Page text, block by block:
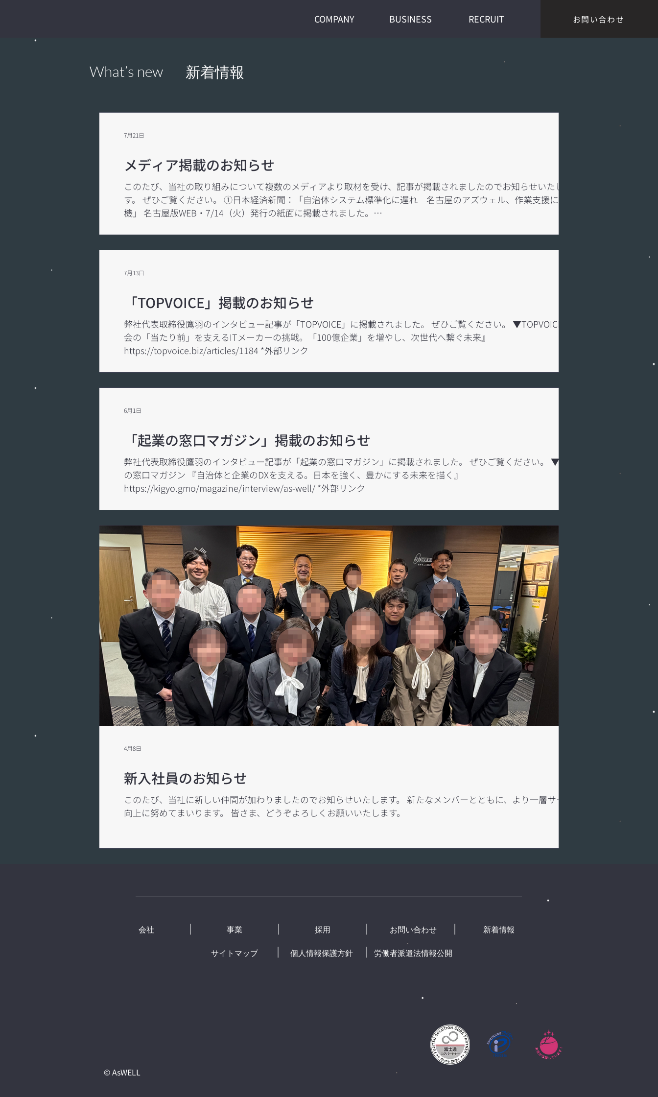
COMPANY BUSINESS RECRUIT お問い合わせ
What’s new 新着情報
メディア掲載のお知らせ
このたび、当社の取り組みについて複数のメディアより取材を受け、記事が掲載されましたのでお知らせいたしま
す。 ぜひご覧ください。 ①日本経済新聞：「自治体システム標準化に遅れ 名古屋のアズウェル、作業支援に商
機」 名古屋版WEB・7/14（火）発行の紙面に掲載されました。
ております。 https://www.nikkei.com/article/DGKKZO97515950T10C26A7L91000/ *外部リンク ②コントリ：「全
部、自分でできる」と思っていた経営者が、50歳で手放したもの——任せて、人が育つと気づくまで
羽 浩介氏 | 社長の履歴書｜経営者の起業ストーリー、創業当時の苦労話まとめ」 https://donzo
7月21日
「TOPVOICE」掲載のお知らせ
弊社代表取締役鷹羽のインタビュー記事が「TOPVOICE」に掲載されました。 ぜひご覧ください。 ▼TOPVOICE 『社
会の「当たり前」を支えるITメーカーの挑戦。「100億企業」を増やし、次世代へ繋ぐ未来』
https://topvoice.biz/articles/1184 *外部リンク
7月13日
「起業の窓口マガジン」掲載のお知らせ
弊社代表取締役鷹羽のインタビュー記事が「起業の窓口マガジン」に掲載されました。 ぜひご覧ください。 ▼起業
の窓口マガジン 『自治体と企業のDXを支える。日本を強く、豊かにする未来を描く』
https://kigyo.gmo/magazine/interview/as-well/ *外部リンク
6月1日
新入社員のお知らせ
このたび、当社に新しい仲間が加わりましたのでお知らせいたします。 新たなメンバーとともに、より一層サービス
向上に努めてまいります。 皆さま、どうぞよろしくお願いいたします。
4月8日
会社 事業 採用 お問い合わせ 新着情報
サイトマップ 個人情報保護方針 労働者派遣法情報公開
© AsWELL